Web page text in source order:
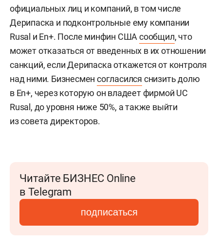
официальных лиц и компаний, в том числе
Дерипаска и подконтрольные ему компании
Rusal и En+. После минфин СШАсообщил, что
может отказаться от введенных в их отношении
санкций, если Дерипаска откажется от контроля
над ними. Бизнесменсогласился снизить долю
в En+, через которую он владеет фирмой UC
Rusal, до уровня ниже 50%, а также выйти
из совета директоров.
Читайте БИЗНЕС Online
в Telegram
подписаться